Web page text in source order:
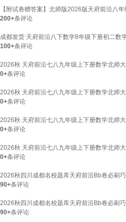
【附试卷赠答案】北师版2026版天府前沿八
200+条评论
成都发货 天府前沿八下数学8年级下册初二数
100+条评论
2026秋 天府前沿七八九年级上下册数学北师
0+条评论
2026秋 天府前沿七八九年级上下册数学北师
0+条评论
2026秋 天府前沿七八九年级上下册数学北师
0+条评论
2026秋 天府前沿七八九年级上下册数学北师
0+条评论
2026秋四川成都名校题库天府前沿Bb卷必刷
90+条评论
2026秋四川成都名校题库天府前沿Bb卷必刷
90+条评论